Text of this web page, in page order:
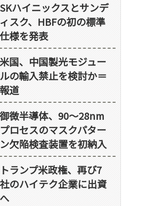
SKハイニックスとサンデ
ィスク、HBFの初の標準
仕様を発表
米国、中国製光モジュー
ルの輸入禁止を検討か＝
報道
御微半導体、90～28nm
プロセスのマスクパター
ン欠陥検査装置を初納入
トランプ米政権、再び7
社のハイテク企業に出資
へ